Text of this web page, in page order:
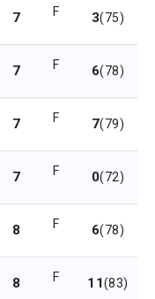
7 F 3(75)
7 F 6(78)
7 F 7(79)
7 F 0(72)
8 F 6(78)
8 F 11(83)